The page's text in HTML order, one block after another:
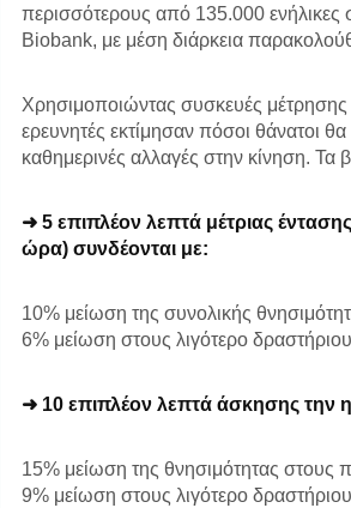
περισσότερους από 135.000
Biobank, με μέση διάρκεια
Χρησιμοποιώντας συσκευές μέτρησης
ερευνητές εκτίμησαν πόσοι θάνατοι
καθημερινές αλλαγές στην κίνηση. Τα
➜ 5 επιπλέον λεπτά μέτριας
ώρα) συνδέονται με:
10% μείωση της συνολικής
6% μείωση στους λιγότερο
➜ 10 επιπλέον λεπτά άσκησης την
15% μείωση της θνησιμότητας στους
9% μείωση στους λιγότερο